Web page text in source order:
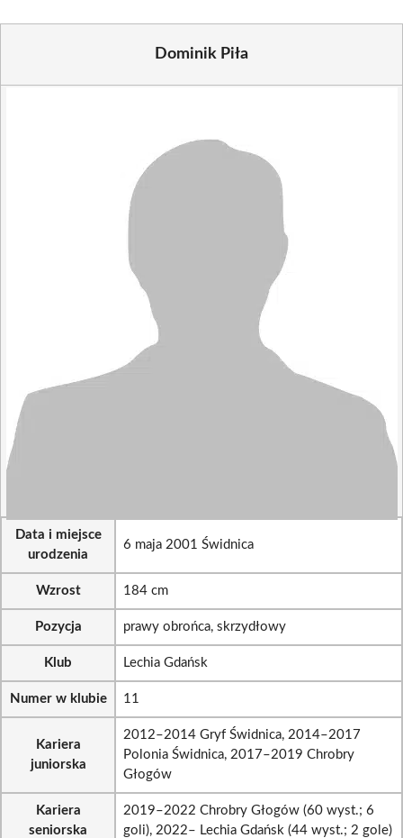
Dominik Piła
Data i miejsce
urodzenia
6 maja 2001 Świdnica
Wzrost 184 cm
Pozycja prawy obrońca, skrzydłowy
Klub Lechia Gdańsk
Numer w klubie 11
Kariera
juniorska
2012–2014 Gryf Świdnica, 2014–2017
Polonia Świdnica, 2017–2019 Chrobry
Głogów
Kariera
seniorska
2019–2022 Chrobry Głogów (60 wyst.; 6
goli), 2022– Lechia Gdańsk (44 wyst.; 2 gole)